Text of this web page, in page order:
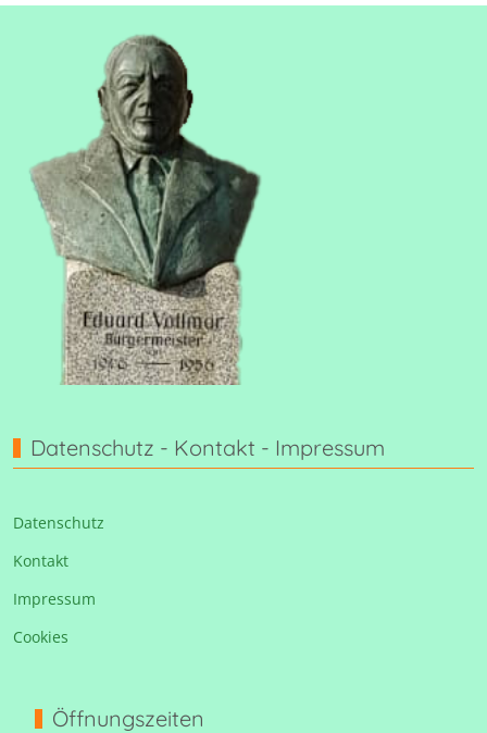
Datenschutz - Kontakt - Impressum
Datenschutz
Kontakt
Impressum
Cookies
Öffnungszeiten